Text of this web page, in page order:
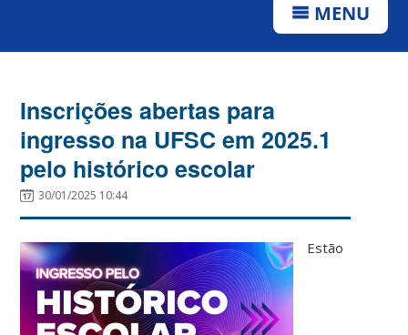
MENU
Inscrições abertas para
ingresso na UFSC em 2025.1
pelo histórico escolar
30/01/2025 10:44
Estão